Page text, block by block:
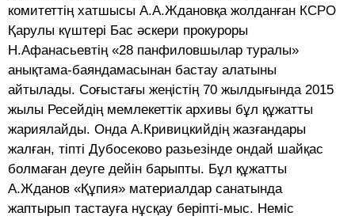
комитеттің хатшысы А.А.Ждановқа жолданған КСРО
Қарулы күштері Бас әскери прокуроры
Н.Афанасьевтің «28 панфиловшылар туралы»
анықтама-баяндамасынан бастау алатыны
айтылады. Соғыстағы жеңістің 70 жылдығында 2015
жылы Ресейдің мемлекеттік архивы бұл құжатты
жариялайды. Онда А.Кривицкийдің жазғандары
жалған, тіпті Дубосеково разьезінде ондай шайқас
болмаған деуге дейін барыпты. Бұл құжатты
А.Жданов «Құпия» материалдар санатында
жаптырып тастауға нұсқау беріпті-мыс. Неміс